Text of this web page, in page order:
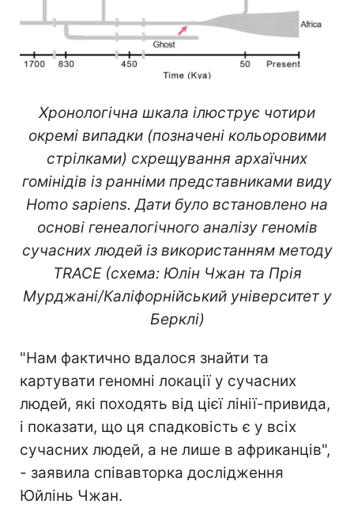
Хронологічна шкала ілюструє чотири
окремі випадки (позначені кольоровими
стрілками) схрещування архаїчних
гомінідів із ранніми представниками виду
Homo sapiens. Дати було встановлено на
основі генеалогічного аналізу геномів
сучасних людей із використанням методу
TRACE (схема: Юлін Чжан та Прія
Мурджані/Каліфорнійський університет у
Берклі)
"Нам фактично вдалося знайти та
картувати геномні локації у сучасних
людей, які походять від цієї лінії-привида,
і показати, що ця спадковість є у всіх
сучасних людей, а не лише в африканців",
- заявила співавторка дослідження
Юйлінь Чжан.